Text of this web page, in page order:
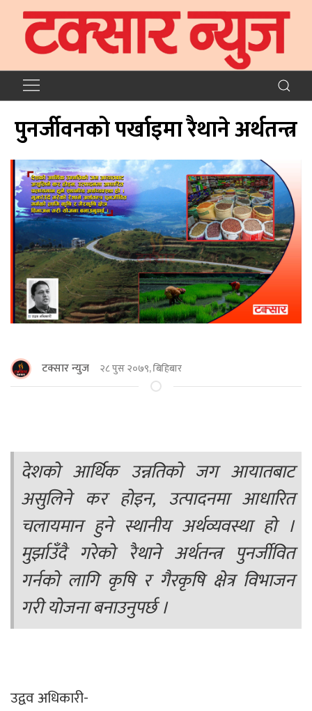
पुनर्जीवनको पर्खाइमा रैथाने अर्थतन्त्र
टक्सार न्युज २८ पुस २०७९, बिहिबार
देशको आर्थिक उन्नतिको जग आयातबाट
असुलिने कर होइन, उत्पादनमा आधारित
चलायमान हुने स्थानीय अर्थव्यवस्था हो ।
मुर्झाउँदै गरेको रैथाने अर्थतन्त्र पुनर्जीवित
गर्नको लागि कृषि र गैरकृषि क्षेत्र विभाजन
गरी योजना बनाउनुपर्छ ।
उद्वव अधिकारी-